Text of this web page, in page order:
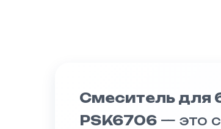
Смеситель для
PSK6706 — это